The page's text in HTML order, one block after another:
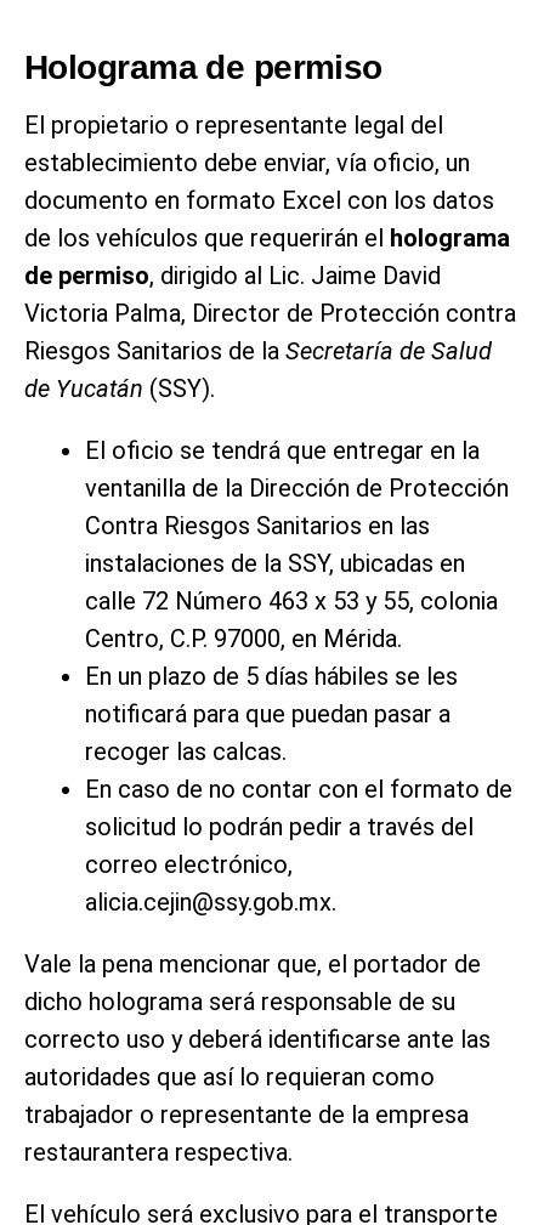
Holograma de permiso
El propietario o representante legal del
establecimiento debe enviar, vía oficio, un
documento en formato Excel con los datos
de los vehículos que requerirán el holograma
de permiso, dirigido al Lic. Jaime David
Victoria Palma, Director de Protección contra
Riesgos Sanitarios de la Secretaría de Salud
de Yucatán (SSY).
El oficio se tendrá que entregar en la
ventanilla de la Dirección de Protección
Contra Riesgos Sanitarios en las
instalaciones de la SSY, ubicadas en
calle 72 Número 463 x 53 y 55, colonia
Centro, C.P. 97000, en Mérida.
En un plazo de 5 días hábiles se les
notificará para que puedan pasar a
recoger las calcas.
En caso de no contar con el formato de
solicitud lo podrán pedir a través del
correo electrónico,
alicia.cejin@ssy.gob.mx.
Vale la pena mencionar que, el portador de
dicho holograma será responsable de su
correcto uso y deberá identificarse ante las
autoridades que así lo requieran como
trabajador o representante de la empresa
restaurantera respectiva.
El vehículo será exclusivo para el transporte